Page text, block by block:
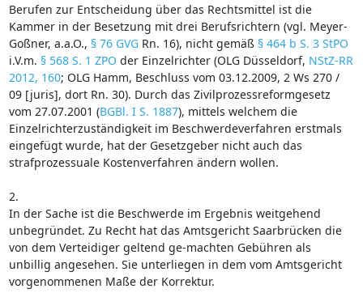
Berufen zur Entscheidung über das Rechtsmittel ist die
Kammer in der Besetzung mit drei Berufsrichtern (vgl. Meyer-
Goßner, a.a.O., § 76 GVGRn. 16), nicht gemäß § 464 b S. 3 StPO
i.V.m. § 568 S. 1 ZPO der Einzelrichter (OLG Düsseldorf, NStZ-RR
2012, 160; OLG Hamm, Beschluss vom 03.12.2009, 2 Ws 270 /
09 [juris], dort Rn. 30). Durch das Zivilprozessreformgesetz
vom 27.07.2001 (BGBl. I S. 1887), mittels welchem die
Einzelrichterzuständigkeit im Beschwerdeverfahren erstmals
eingefügt wurde, hat der Gesetzgeber nicht auch das
strafprozessuale Kostenverfahren ändern wollen.
2.
In der Sache ist die Beschwerde im Ergebnis weitgehend
unbegründet. Zu Recht hat das Amtsgericht Saarbrücken die
von dem Verteidiger geltend ge-machten Gebühren als
unbillig angesehen. Sie unterliegen in dem vom Amtsgericht
vorgenommenen Maße der Korrektur.